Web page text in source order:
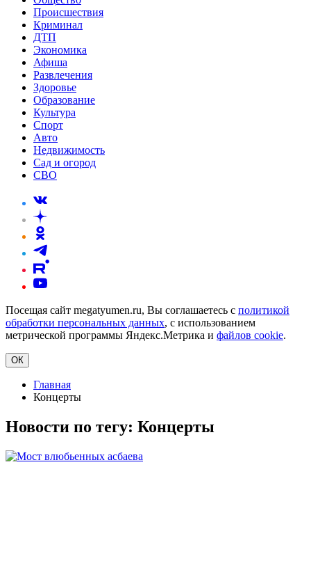
Происшествия
Криминал
ДТП
Экономика
Афиша
Развлечения
Здоровье
Образование
Культура
Спорт
Авто
Недвижимость
Сад и огород
СВО
Посещая сайт megatyumen.ru, Вы соглашаетесь с политикой
обработки персональных данных, с использованием
метрической программы Яндекс.Метрика и файлов cookie.
ОК
Главная
Концерты
Новости по тегу: Концерты